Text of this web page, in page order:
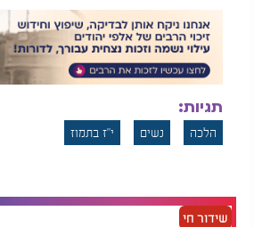
תגיות:
הלכה נשים י"ז בתמוז
שידור חי